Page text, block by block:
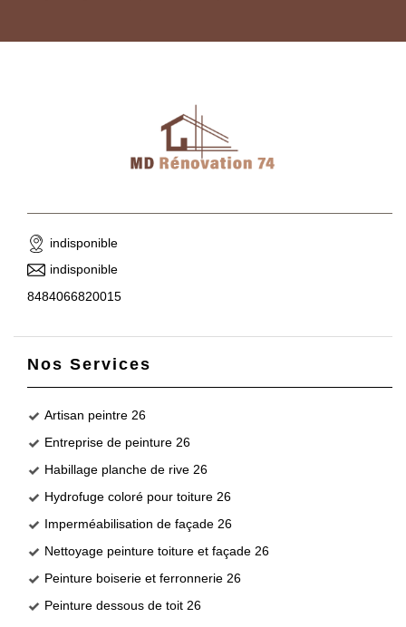
indisponible
indisponible
8484066820015
Nos Services
Artisan peintre 26
Entreprise de peinture 26
Habillage planche de rive 26
Hydrofuge coloré pour toiture 26
Imperméabilisation de façade 26
Nettoyage peinture toiture et façade 26
Peinture boiserie et ferronnerie 26
Peinture dessous de toit 26